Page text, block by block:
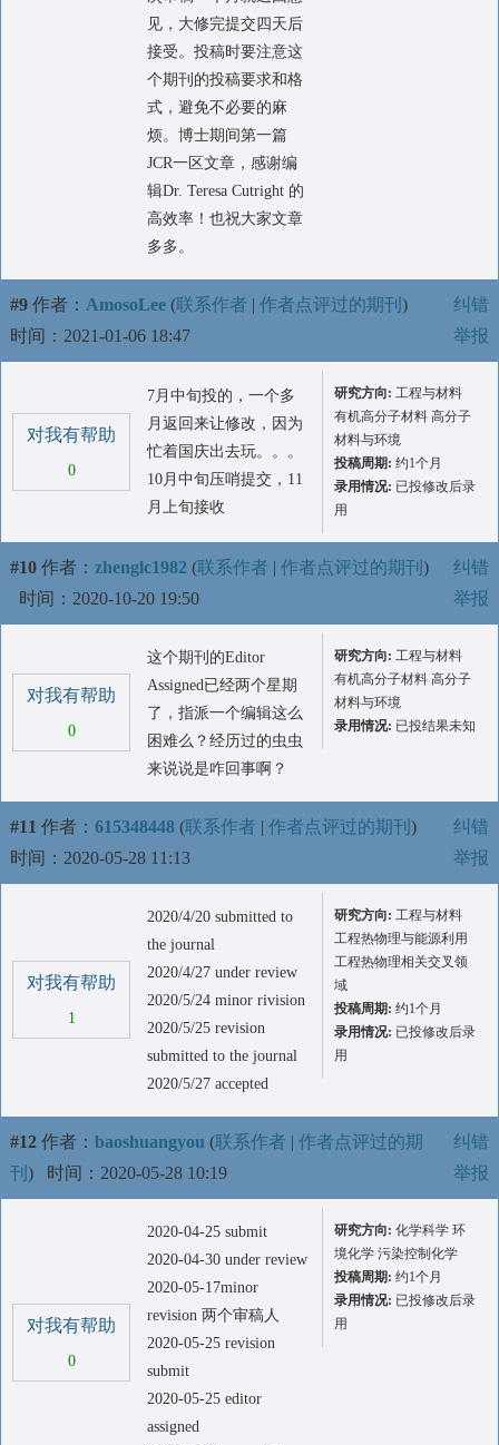
见，大修完提交四天后
接受。投稿时要注意这
个期刊的投稿要求和格
式，避免不必要的麻
烦。博士期间第一篇
JCR一区文章，感谢编
辑Dr. Teresa Cutright 的
高效率！也祝大家文章
多多。
#9 作者： AmosoLee (联系作者 | 作者点评过的期刊 )
时间：2021-01-06 18:47
纠错
举报
对我有帮助
0
7月中旬投的，一个多
月返回来让修改，因为
忙着国庆出去玩。。。
10月中旬压哨提交，11
月上旬接收
研究方向: 工程与材料
有机高分子材料 高分子
材料与环境
投稿周期: 约1个月
录用情况: 已投修改后录
用
#10 作者： zhenglc1982 (联系作者 | 作者点评过的期刊 )
时间：2020-10-20 19:50
纠错
举报
对我有帮助
0
这个期刊的Editor
Assigned已经两个星期
了，指派一个编辑这么
困难么？经历过的虫虫
来说说是咋回事啊？
研究方向: 工程与材料
有机高分子材料 高分子
材料与环境
录用情况: 已投结果未知
#11 作者： 615348448 (联系作者 | 作者点评过的期刊 )
时间：2020-05-28 11:13
纠错
举报
对我有帮助
1
2020/4/20 submitted to
the journal
2020/4/27 under review
2020/5/24 minor rivision
2020/5/25 revision
submitted to the journal
2020/5/27 accepted
研究方向: 工程与材料
工程热物理与能源利用
工程热物理相关交叉领
域
投稿周期: 约1个月
录用情况: 已投修改后录
用
#12 作者： baoshuangyou (联系作者 | 作者点评过的期
刊 ) 时间：2020-05-28 10:19
纠错
举报
对我有帮助
0
2020-04-25 submit
2020-04-30 under review
2020-05-17minor
revision 两个审稿人
2020-05-25 revision
submit
2020-05-25 editor
assigned
研究方向: 化学科学 环
境化学 污染控制化学
投稿周期: 约1个月
录用情况: 已投修改后录
用